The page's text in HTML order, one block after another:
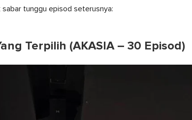
tunggu episod seterusnya:
Terpilih (AKASIA – 30 Episod)